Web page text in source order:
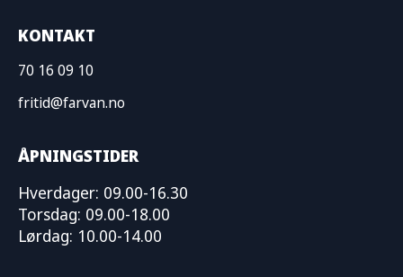
KONTAKT
70 16 09 10
fritid@farvan.no
ÅPNINGSTIDER
Hverdager: 09.00-16.30
Torsdag: 09.00-18.00
Lørdag: 10.00-14.00